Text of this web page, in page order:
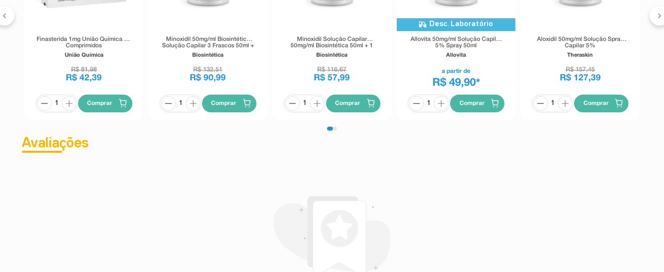
Finasterida 1mg União Química 30
Comprimidos
União Química
R$ 81,98
R$ 42,39
Comprar
Minoxidil 50mg/ml Biosintética
Solução Capilar 3 Frascos 50ml +
1 Válvula Spray
Biosintética
R$ 132,51
R$ 90,99
Comprar
Minoxidil Solução Capilar
50mg/ml Biosintética 50ml + 1
Válvula Spray
Biosintética
R$ 116,67
R$ 57,99
Comprar
Desc. Laboratório
Allovita 50mg/ml Solução Capilar
5% Spray 50ml
Allovita
a partir de
R$ 49,90*
Comprar
Aloxidil 50mg/ml Solução Spray
Capilar 5%
Theraskin
R$ 157,45
R$ 127,39
Comprar
Avaliações